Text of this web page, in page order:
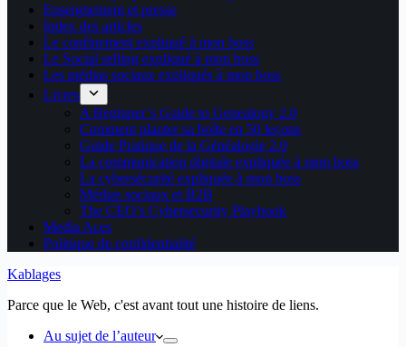
Enseignement et presse
Index des articles
Le confinement expliqué à mon boss
Le Social selling expliqué à mon boss
Les médias sociaux expliqués à mon boss
Livres
A Beginner’s Guide to Genealogy 2.0
Comment planter sa boîte en 50 leçons
Guide Pratique de la Généalogie 2.0
La communication digitale expliquée à mon boss
La cybersécurité expliquée à mon boss
Médias sociaux et B2B
The CEO’s Cybersecurity Playbook
Media Aces
Politique de confidentialité
Kablages
Parce que le Web, c'est avant tout une histoire de liens.
Au sujet de l’auteur